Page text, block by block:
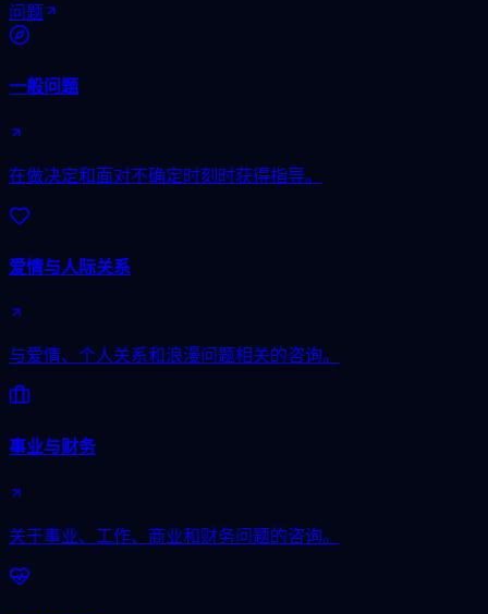
问题
一般问题
在做决定和面对不确定时刻时获得指导。
爱情与人际关系
与爱情、个人关系和浪漫问题相关的咨询。
事业与财务
关于事业、工作、商业和财务问题的咨询。